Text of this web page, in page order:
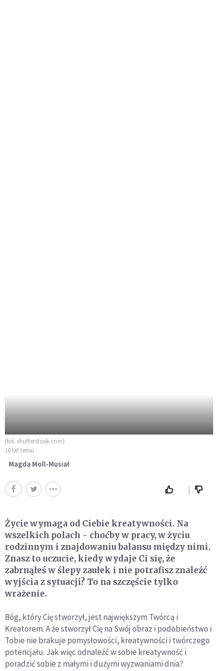
(fot. shutterstock.com)
10 lat temu
Magda Moll-Musiał
Życie wymaga od Ciebie kreatywności. Na
wszelkich polach - choćby w pracy, w życiu
rodzinnym i znajdowaniu balansu między nimi.
Znasz to uczucie, kiedy wydaje Ci się, że
zabrnąłeś w ślepy zaułek i nie potrafisz znaleźć
wyjścia z sytuacji? To na szczęście tylko
wrażenie.
Bóg, który Cię stworzył, jest największym Twórcą i
Kreatorem. A że stworzył Cię na Swój obraz i podobieństwo i
Tobie nie brakuje pomysłowości, kreatywności i twórczego
potencjału. Jak więc odnaleźć w sobie kreatywność i
poradzić sobie z małymi i dużymi wyzwaniami dnia?